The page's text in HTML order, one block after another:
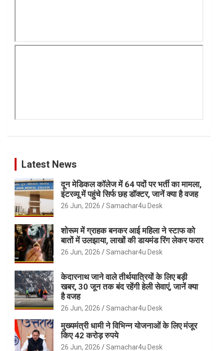
Latest News
दून मेडिकल कॉलेज में 64 पदों पर भर्ती का मामला,
इंटरव्यू में पहुंचे सिर्फ छह डॉक्टर, जानें क्या है वजह
26 Jun, 2026 Samachar4u Desk
शोरूम में ग्राहक बनकर आई महिला ने स्टाफ को
बातों में उलझाया, लाखों की डायमंड रिंग लेकर फरार
26 Jun, 2026 Samachar4u Desk
केदारनाथ जाने वाले तीर्थयात्रियों के लिए बड़ी
खबर, 30 जून तक बंद रहेंगी हेली सेवाएं, जानें क्या
है वजह
26 Jun, 2026 Samachar4u Desk
मुख्यमंत्री धामी ने विभिन्न योजनाओं के लिए मंजूर
किए 42 करोड़ रुपये
26 Jun, 2026 Samachar4u Desk